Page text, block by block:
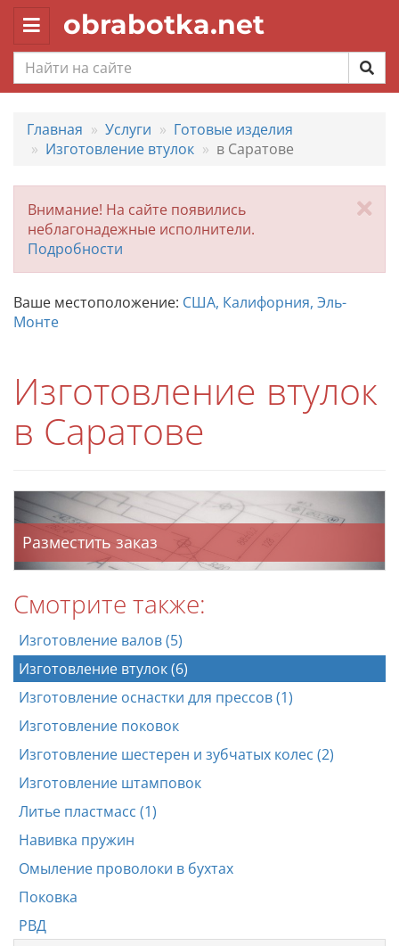
Toggle
navigation
obrabotka.net
Главная Услуги
Готовые изделия
Изготовление втулок
в Саратове
Внимание! На сайте появились
неблагонадежные исполнители.
Подробности
Ваше местоположение: США, Калифорния, Эль-
Монте
Изготовление втулок
в Саратове
Разместить заказ
Смотрите также:
Изготовление валов (5)
Изготовление втулок (6)
Изготовление оснастки для прессов (1)
Изготовление поковок
Изготовление шестерен и зубчатых колес (2)
Изготовление штамповок
Литье пластмасс (1)
Навивка пружин
Омыление проволоки в бухтах
Поковка
РВД